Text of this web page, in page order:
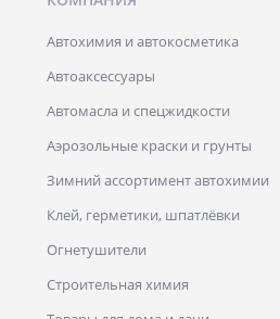
Автохимия и автокосметика
Автоаксессуары
Автомасла и спецжидкости
Аэрозольные краски и грунты
Зимний ассортимент автохимии
Клей, герметики, шпатлёвки
Огнетушители
Строительная химия